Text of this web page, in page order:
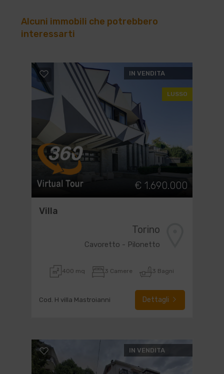
Alcuni immobili che potrebbero
interessarti
IN VENDITA
LUSSO
€ 1.690.000
Villa
Torino
Cavoretto - Pilonetto
400 mq 3 Camere 3 Bagni
Cod. H villa Mastroianni Dettagli
IN VENDITA